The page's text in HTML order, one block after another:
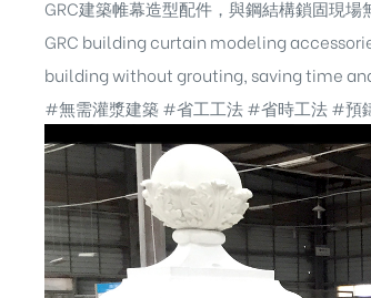
GRC建築帷幕造型配件，與鋼結構鎖固現
GRC building curtain modeling
building without grouting, saving time
#無需灌漿建築#省工工法#省時工法#預